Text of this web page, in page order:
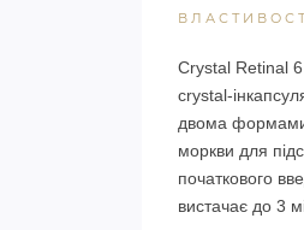
Crystal Retinal 6
crystal-
двома формами
моркви для
початкового
вистачає до 3